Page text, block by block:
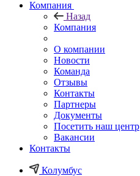
Компания
Назад
Компания
О компании
Новости
Команда
Отзывы
Контакты
Партнеры
Документы
Посетить наш центр
Вакансии
Контакты
Колумбус